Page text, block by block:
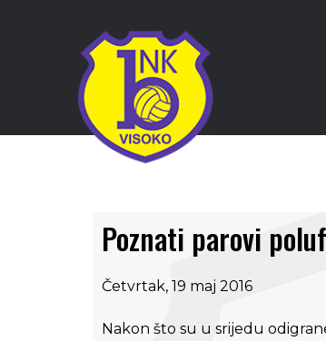
Poznati parovi
Četvrtak, 19 maj 2016
Nakon što su u srijedu